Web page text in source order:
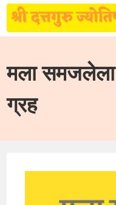
content
मला समजलेला
ग्रह